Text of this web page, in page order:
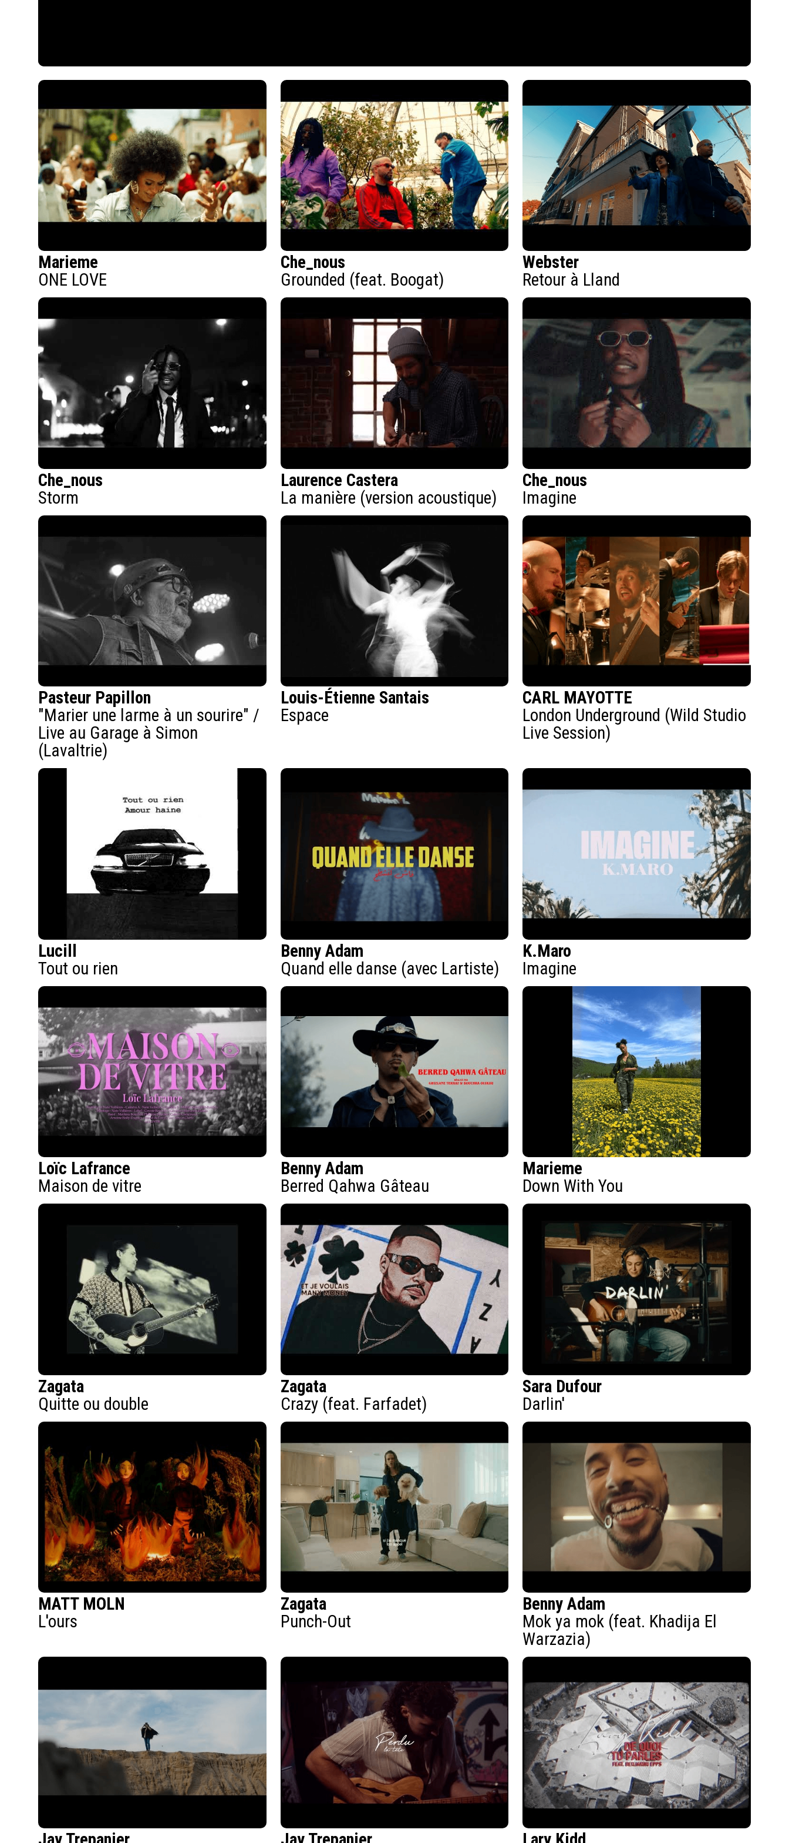
Marieme
ONE LOVE
Che_nous
Grounded (feat. Boogat)
Webster
Retour à Lland
Che_nous
Storm
Laurence Castera
La manière (version acoustique)
Che_nous
Imagine
Pasteur Papillon
"Marier une larme à un sourire" /
Live au Garage à Simon
(Lavaltrie)
Louis-Étienne Santais
Espace
CARL MAYOTTE
London Underground (Wild Studio
Live Session)
Lucill
Tout ou rien
Benny Adam
Quand elle danse (avec Lartiste)
K.Maro
Imagine
Loïc Lafrance
Maison de vitre
Benny Adam
Berred Qahwa Gâteau
Marieme
Down With You
Zagata
Quitte ou double
Zagata
Crazy (feat. Farfadet)
Sara Dufour
Darlin'
MATT MOLN
L'ours
Zagata
Punch-Out
Benny Adam
Mok ya mok (feat. Khadija El
Warzazia)